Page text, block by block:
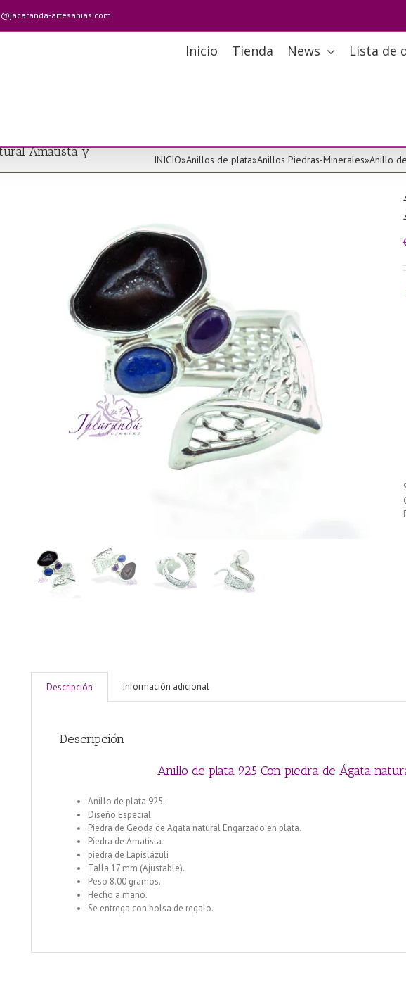
artesanias.com
Inicio Tienda News Lista de
Amatista y
INICIO»Anillos de plata»Anillos Piedras-Minerales»Anillo
Descripción Información adicional
Descripción
Anillo de plata 925 Con piedra de Ágata
Anillo de plata 925.
Diseño Especial.
Piedra de Geoda de Agata natural Engarzado en plata.
Piedra de Amatista
piedra de Lapislázuli
Talla 17 mm (Ajustable).
Peso 8.00 gramos.
Hecho a mano.
Se entrega con bolsa de regalo.